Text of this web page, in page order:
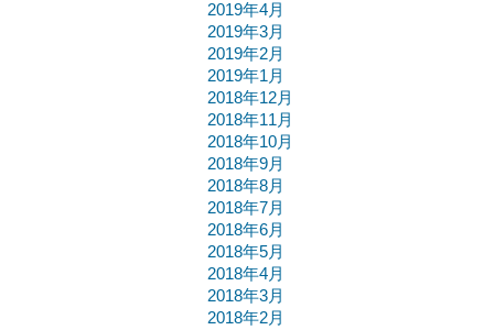
2019年4月
2019年3月
2019年2月
2019年1月
2018年12月
2018年11月
2018年10月
2018年9月
2018年8月
2018年7月
2018年6月
2018年5月
2018年4月
2018年3月
2018年2月